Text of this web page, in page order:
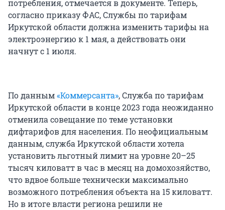
потребления, отмечается в документе. Теперь,
согласно приказу ФАС, Службы по тарифам
Иркутской области должна изменить тарифы на
электроэнергию к 1 мая, а действовать они
начнут с 1 июля.
По данным«Коммерсанта», Служба по тарифам
Иркутской области в конце 2023 года неожиданно
отменила совещание по теме установки
дифтарифов для населения. По неофициальным
данным, служба Иркутской области хотела
установить льготный лимит на уровне 20–25
тысяч киловатт в час в месяц на домохозяйство,
что вдвое больше технически максимально
возможного потребления объекта на 15 киловатт.
Но в итоге власти региона решили не